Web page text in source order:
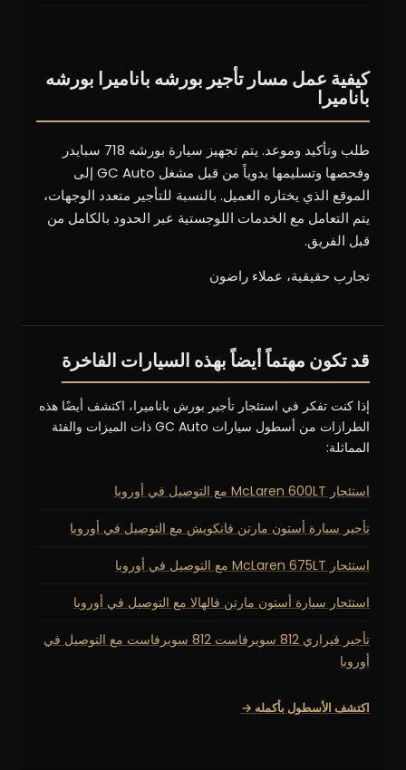
كيفية عمل مسار تأجير بورشه باناميرا بورشه
باناميرا
طلب وتأكيد وموعد. يتم تجهيز سيارة بورشه 718 سبايدر
وفحصها وتسليمها يدوياً من قبل مشغل GC Auto إلى
الموقع الذي يختاره العميل. بالنسبة للتأجير متعدد الوجهات،
يتم التعامل مع الخدمات اللوجستية عبر الحدود بالكامل من
قبل الفريق.
تجارب حقيقية، عملاء راضون
قد تكون مهتماً أيضاً بهذه السيارات الفاخرة
إذا كنت تفكر في استئجار تأجير بورش باناميرا، اكتشف أيضًا هذه
الطرازات من أسطول سيارات GC Auto ذات الميزات والفئة
المماثلة:
استئجار McLaren 600LT مع التوصيل في أوروبا
تأجير سيارة أستون مارتن فانكويش مع التوصيل في أوروبا
استئجار McLaren 675LT مع التوصيل في أوروبا
استئجار سيارة أستون مارتن فالهالا مع التوصيل في أوروبا
تأجير فيراري 812 سوبرفاست 812 سوبرفاست مع التوصيل في
أوروبا
اكتشف الأسطول بأكمله →